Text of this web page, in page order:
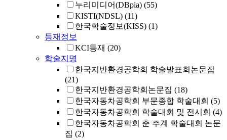
누리미디어(DBpia) (55)
KISTI(NDSL) (11)
한국학술정보(KISS) (1)
등재정보
KCI등재 (20)
학술지명
한국지반환경공학회 학술발표회논문집
(21)
한국지반환경공학회논문집 (18)
한국자동차공학회 부문종합 학술대회 (5)
한국자동차공학회 학술대회 및 전시회 (4)
한국자동차공학회 춘 추계 학술대회 논문
집 (2)